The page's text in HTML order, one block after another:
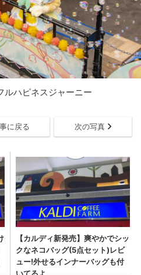
ルハピネスジャーニー
に戻る 次の写真